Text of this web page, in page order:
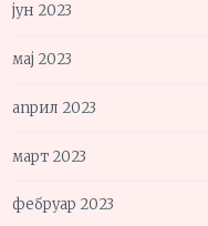
јун 2023
мај 2023
април 2023
март 2023
фебруар 2023